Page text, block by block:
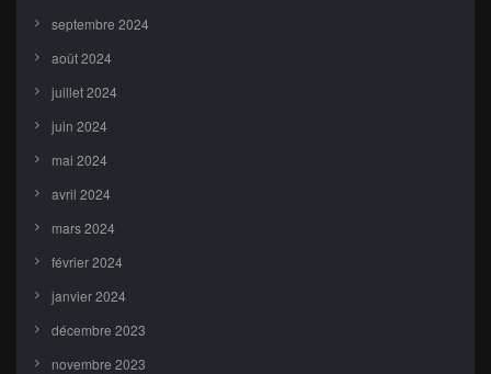
septembre 2024
août 2024
juillet 2024
juin 2024
mai 2024
avril 2024
mars 2024
février 2024
janvier 2024
décembre 2023
novembre 2023